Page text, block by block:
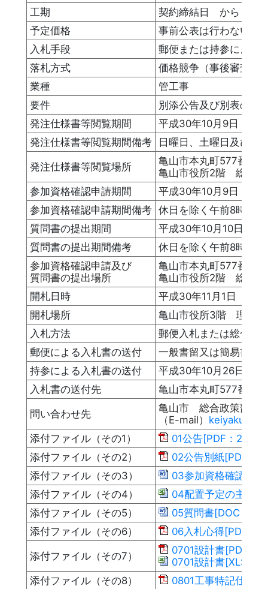
工期
契約締結日 から 平
予定価格
事前公表は行わない
入札手段
郵便または持参による
落札方式
価格競争（事後審査方
業種
管工事
要件
別添公告及び別表のと
発注仕様書等閲覧期間
平成30年10月9日（火
発注仕様書等閲覧期間備考
日曜日、土曜日及び祝
発注仕様書等閲覧場所
亀山市本丸町577番地
亀山市役所2階 総合政
参加資格確認申請期間
平成30年10月9日（火
参加資格確認申請期間備考 休日を除く午前8時30
質問書の提出期間
平成30年10月10日（
質問書の提出期間備考
休日を除く午前8時30
参加資格確認申請及び
質問書の提出場所
亀山市本丸町577番
亀山市役所2階 総合政
開札日時
平成30年11月1日（木
開札場所
亀山市役所3階 理事者
入札方法
郵便入札または総合政
郵便による入札書の送付
一般書留又は簡易書留
持参による入札書の送付
平成30年10月26日（
入札書の送付先
亀山市本丸町577番地
問い合わせ先
亀山市 総合政策部
（E-mail）
添付ファイル（その1）
01公告[PDF：
添付ファイル（その2）
02公告別紙[PDF：
添付ファイル（その3）
03参加資格確認申
添付ファイル（その4）
04配置予定の主任
添付ファイル（その5）
05質問書[DOC：
添付ファイル（その6）
06入札心得[PDF：
添付ファイル（その7）
0701設計書[PDF：
0701設計書[XLS：
添付ファイル（その8）
0801工事特記仕様